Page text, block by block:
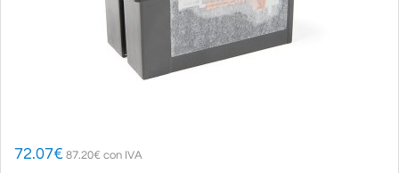
72.07€ 87.20€ con IVA